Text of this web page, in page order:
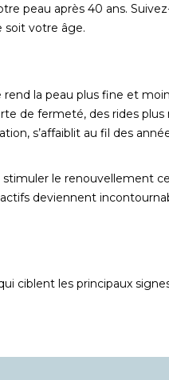
peau après 40 ans.
soit votre âge.
la peau plus fine et
de fermeté, des rides
s’affaiblit au fil des
le renouvellement
deviennent
ciblent les principaux